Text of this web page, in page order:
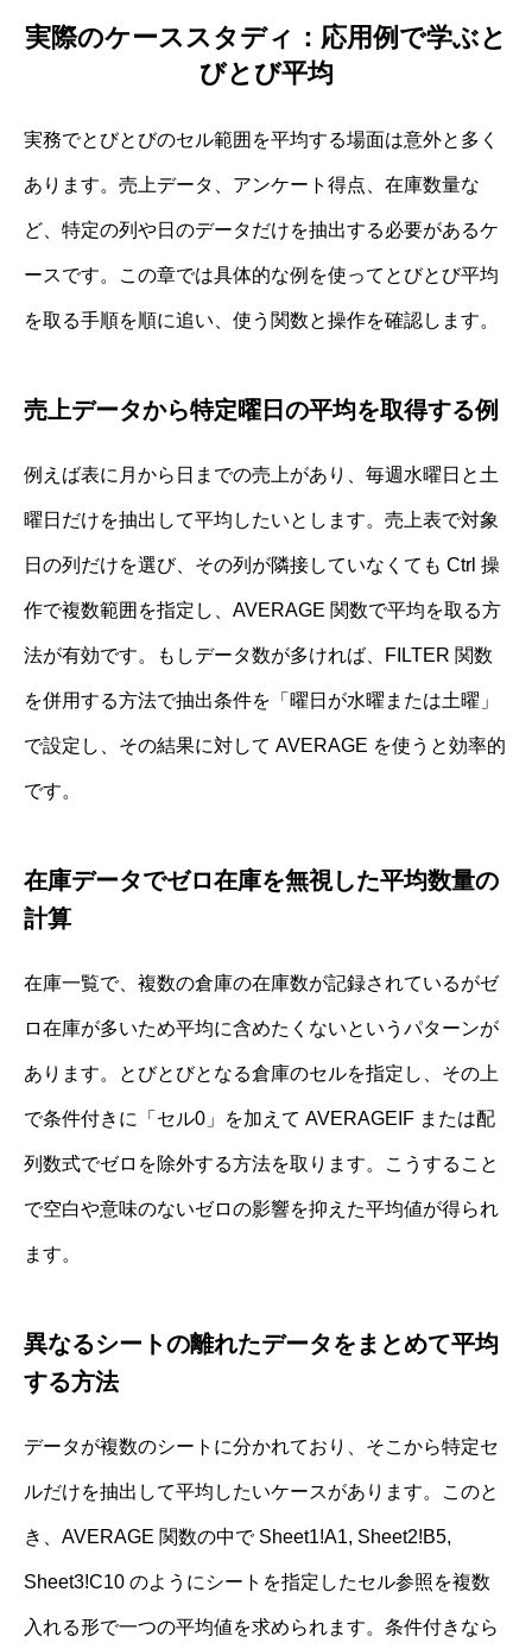
実際のケーススタディ：応用例で学ぶと
びとび平均
実務でとびとびのセル範囲を平均する場面は意外と多く
あります。売上データ、アンケート得点、在庫数量な
ど、特定の列や日のデータだけを抽出する必要があるケ
ースです。この章では具体的な例を使ってとびとび平均
を取る手順を順に追い、使う関数と操作を確認します。
売上データから特定曜日の平均を取得する例
例えば表に月から日までの売上があり、毎週水曜日と土
曜日だけを抽出して平均したいとします。売上表で対象
日の列だけを選び、その列が隣接していなくても Ctrl 操
作で複数範囲を指定し、AVERAGE 関数で平均を取る方
法が有効です。もしデータ数が多ければ、FILTER 関数
を併用する方法で抽出条件を「曜日が水曜または土曜」
で設定し、その結果に対して AVERAGE を使うと効率的
です。
在庫データでゼロ在庫を無視した平均数量の
計算
在庫一覧で、複数の倉庫の在庫数が記録されているがゼ
ロ在庫が多いため平均に含めたくないというパターンが
あります。とびとびとなる倉庫のセルを指定し、その上
で条件付きに「セル0」を加えて AVERAGEIF または配
列数式でゼロを除外する方法を取ります。こうすること
で空白や意味のないゼロの影響を抑えた平均値が得られ
ます。
異なるシートの離れたデータをまとめて平均
する方法
データが複数のシートに分かれており、そこから特定セ
ルだけを抽出して平均したいケースがあります。このと
き、AVERAGE 関数の中で Sheet1!A1, Sheet2!B5,
Sheet3!C10 のようにシートを指定したセル参照を複数
入れる形で一つの平均値を求められます。条件付きなら